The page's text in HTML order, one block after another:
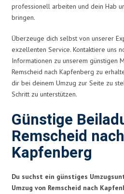
professionell arbeiten und dein Hab
bringen.
Überzeuge dich selbst von unserer
exzellenten Service. Kontaktiere uns
Informationen zu unserem günstigen
Remscheid nach Kapfenberg zu
dir bei deinem Umzug zur Seite zu
Schritt zu unterstützen.
Günstige
Remscheid nach
Kapfenberg
Du suchst ein günstiges
Umzug von Remscheid nach